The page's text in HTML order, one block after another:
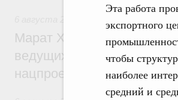
Эта работа
экспортного
чтобы
наиболее
средний и
Марат Хуснуллин:
ведущих к спортивным
нацпроекту